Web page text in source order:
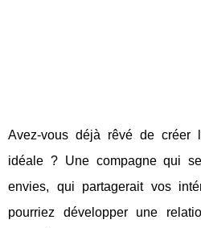
Avez-vous déjà rêvé de créer
idéale ? Une compagne qui
envies, qui partagerait vos
pourriez développer une